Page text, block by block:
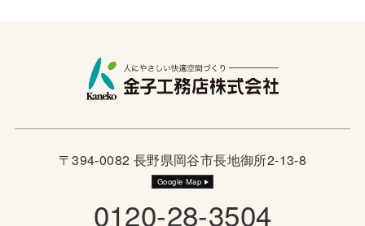
〒394-0082 長野県岡谷市長地御所2-13-8
Google Map
0120-28-3504